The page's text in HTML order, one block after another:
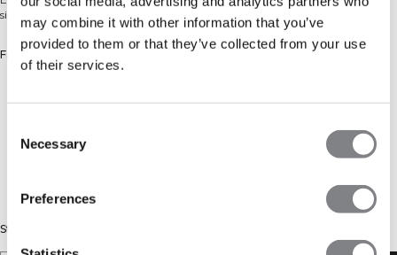
may combine it with other information that you’ve
provided to them or that they’ve collected from your use
of their services.
Selection
Necessary
Preferences
sicheres Material aus Polyamid und Elastan.
Farbe: Dull Berry Red
Stil